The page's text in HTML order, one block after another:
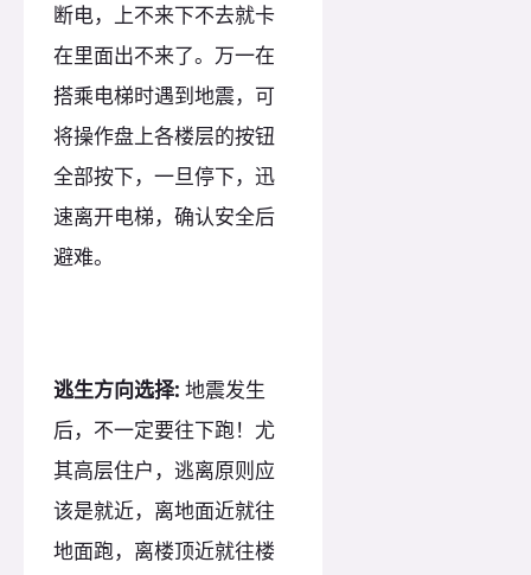
断电，上不来下不去就卡
在里面出不来了。万一在
搭乘电梯时遇到地震，可
将操作盘上各楼层的按钮
全部按下，一旦停下，迅
速离开电梯，确认安全后
避难。
逃生方向选择: 地震发生
后，不一定要往下跑！尤
其高层住户，逃离原则应
该是就近，离地面近就往
地面跑，离楼顶近就往楼